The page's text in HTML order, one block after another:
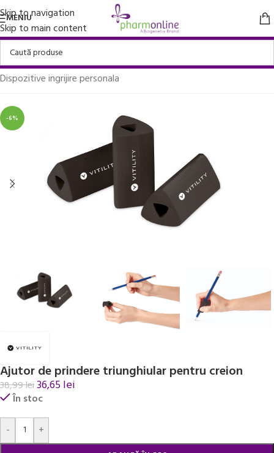
Skip to navigation
Skip to main content
MENIU
Prima pagină/Ingrijire personala si Cosmetice/
Dispozitive ingrijire personala
-6%
Ajutor de prindere triunghiular pentru creion
38,99lei36,65lei
În stoc
-
+
Alternative: